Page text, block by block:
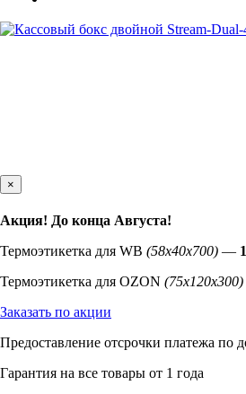
×
Акция! До конца Августа!
Термоэтикетка для WB (58х40х700) —
Термоэтикетка для OZON (75х120х300)
Заказать по акции
Предоставление отсрочки платежа по
Гарантия на все товары от 1 года